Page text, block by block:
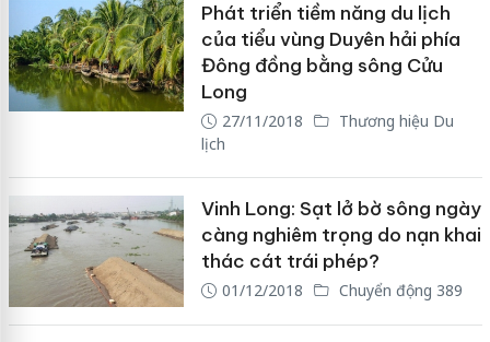
Phát triển tiềm năng du lịch
của tiểu vùng Duyên hải phía
Đông đồng bằng sông Cửu
Long
27/11/2018
Thương hiệu Du
lịch
Vinh Long: Sạt lở bờ sông ngày
càng nghiêm trọng do nạn khai
thác cát trái phép?
01/12/2018 Chuyển động 389